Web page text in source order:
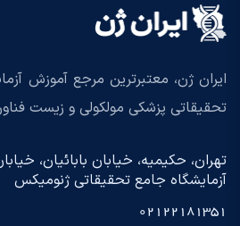
ایران ژن، معتبرترین مرجع آموزش
تحقیقاتی پزشکی مولکولی و زیست
تهران، حکیمیه، خیابان بابائیان،
آزمایشگاه جامع تحقیقاتی ژنومیکس
02122181351